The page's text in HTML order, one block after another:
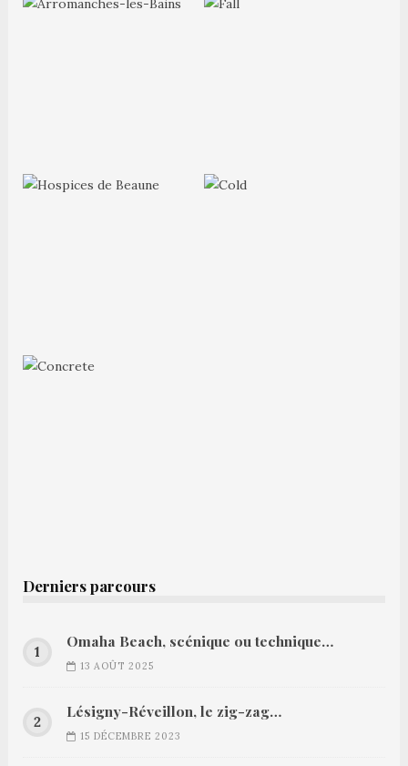
Derniers parcours
Omaha Beach, scénique ou technique…
13 AOÛT 2025
Lésigny-Réveillon, le zig-zag…
15 DÉCEMBRE 2023